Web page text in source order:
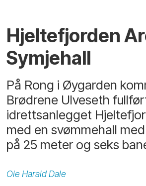
Hjeltefjorden
Symjehall
På Rong i Øygarden
Brødrene Ulveseth
idrettsanlegget
med en svømmehall
på 25 meter og seks
Ole Harald Dale